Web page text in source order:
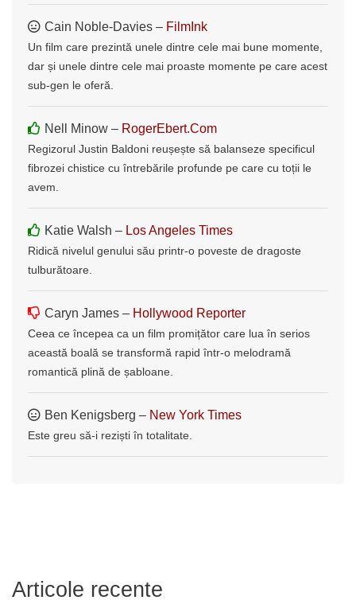
Cain Noble-Davies – FilmInk
Un film care prezintă unele dintre cele mai bune momente,
dar și unele dintre cele mai proaste momente pe care acest
sub-gen le oferă.
Nell Minow – RogerEbert.Com
Regizorul Justin Baldoni reușește să balanseze specificul
fibrozei chistice cu întrebările profunde pe care cu toții le
avem.
Katie Walsh – Los Angeles Times
Ridică nivelul genului său printr-o poveste de dragoste
tulburătoare.
Caryn James – Hollywood Reporter
Ceea ce începea ca un film promițător care lua în serios
această boală se transformă rapid într-o melodramă
romantică plină de șabloane.
Ben Kenigsberg – New York Times
Este greu să-i reziști în totalitate.
Articole recente